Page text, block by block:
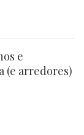
e
(e arredores)